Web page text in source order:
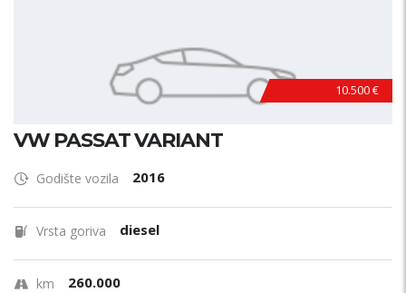
10.500 €
VW PASSAT VARIANT
Godište vozila 2016
Vrsta goriva diesel
km 260.000